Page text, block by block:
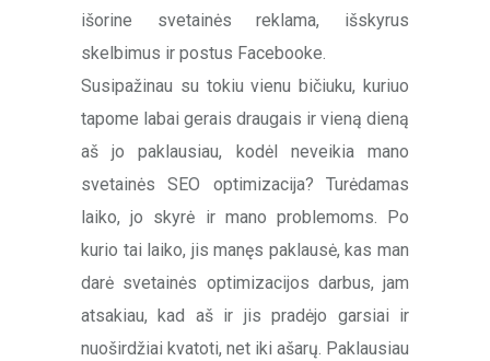
išorine svetainės reklama, išskyrus
skelbimus ir postus Facebooke.
Susipažinau su tokiu vienu bičiuku, kuriuo
tapome labai gerais draugais ir vieną dieną
aš jo paklausiau, kodėl neveikia mano
svetainės SEO optimizacija? Turėdamas
laiko, jo skyrė ir mano problemoms. Po
kurio tai laiko, jis manęs paklausė, kas man
darė svetainės optimizacijos darbus, jam
atsakiau, kad aš ir jis pradėjo garsiai ir
nuoširdžiai kvatoti, net iki ašarų. Paklausiau